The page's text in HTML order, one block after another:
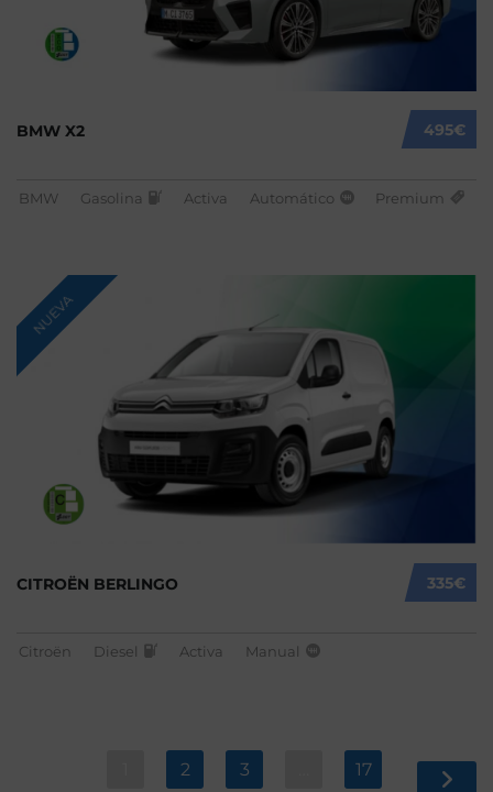
495€
BMW X2
BMW Gasolina Activa Automático Premium
NUEVA
335€
CITROËN BERLINGO
Citroën Diesel Activa Manual
2 3 17